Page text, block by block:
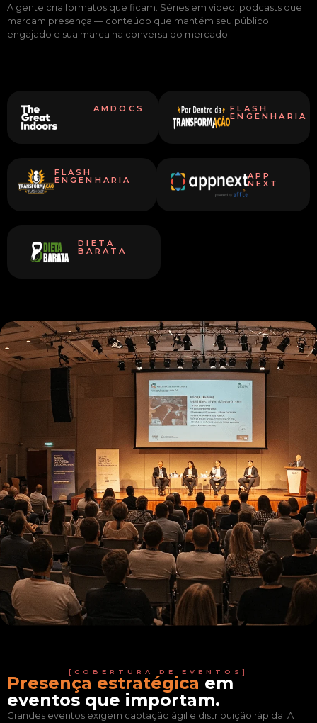
A gente cria formatos que ficam. Séries em vídeo, podcasts que
marcam presença — conteúdo que mantém seu público
engajado e sua marca na conversa do mercado.
AMDOCS FLASH
ENGENHARIA
FLASH
ENGENHARIA APP
NEXT
DIETA
BARATA
[COBERTURA DE EVENTOS]
Presença estratégica em
eventos que importam.
Grandes eventos exigem captação ágil e distribuição rápida. A